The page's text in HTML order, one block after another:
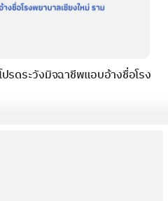
รดระวังมิจฉาชีพแอบอ้างชื่อโรง